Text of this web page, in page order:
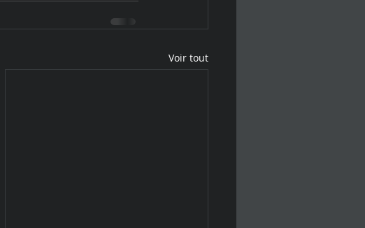
Voir tout